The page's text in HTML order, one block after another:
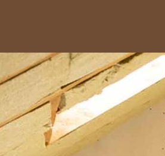
Devis isolation
Le prix des isolants est
chaque toiture. C’est